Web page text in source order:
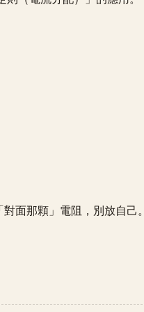
面那顆」電阻，別放自己。